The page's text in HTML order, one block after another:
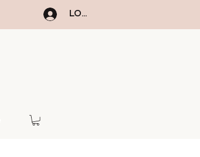
LOGIN